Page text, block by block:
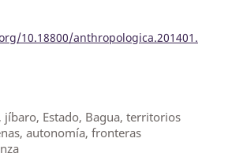
10.18800/anthropologica.201401.
Estado, Bagua, territorios
autonomía, fronteras